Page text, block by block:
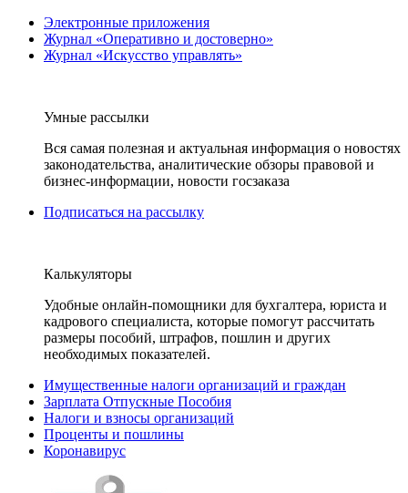
Электронные приложения
Журнал «Оперативно и достоверно»
Журнал «Искусство управлять»
Умные рассылки
Вся самая полезная и актуальная информация о новостях
законодательства, аналитические обзоры правовой и
бизнес-информации, новости госзаказа
Подписаться на рассылку
Калькуляторы
Удобные онлайн-помощники для бухгалтера, юриста и
кадрового специалиста, которые помогут рассчитать
размеры пособий, штрафов, пошлин и других
необходимых показателей.
Имущественные налоги организаций и граждан
Зарплата Отпускные Пособия
Налоги и взносы организаций
Проценты и пошлины
Коронавирус